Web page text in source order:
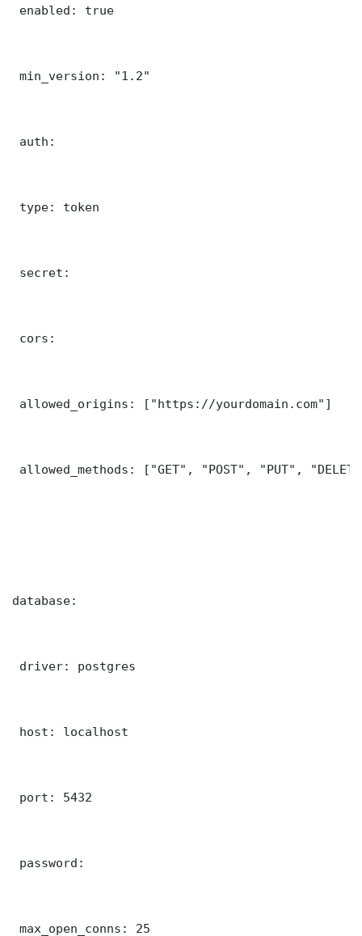
enabled: true
min_version: "1.2"
auth:
type: token
secret:
cors:
allowed_origins: ["https://yourdomain.com"]
allowed_methods: ["GET", "POST", "PUT",
database:
driver: postgres
host: localhost
port: 5432
password:
max_open_conns: 25